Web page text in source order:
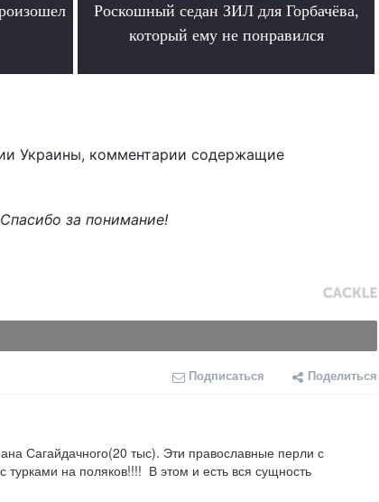
Роскошный седан ЗИЛ для Горбачёва,
который ему не понравился
Украины, комментарии содержащие
Спасибо за понимание!
Подписаться Поделиться
Сагайдачного(20 тыс). Эти православные перли с
на поляков!!!!  В этом и есть вся сущность